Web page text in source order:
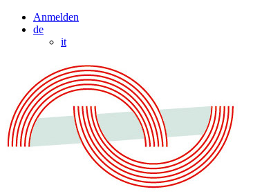
Anmelden
de
it